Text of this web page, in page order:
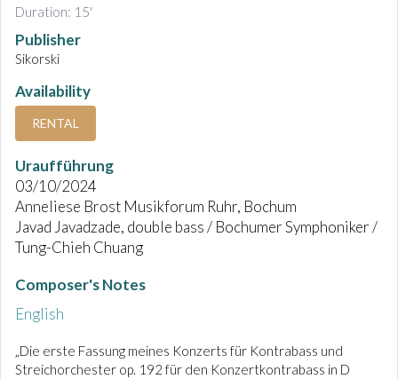
Duration: 15'
Publisher
Sikorski
Availability
RENTAL
Uraufführung
03/10/2024
Anneliese Brost Musikforum Ruhr, Bochum
Javad Javadzade, double bass / Bochumer Symphoniker /
Tung-Chieh Chuang
Composer's Notes
English
„Die erste Fassung meines Konzerts für Kontrabass und
Streichorchester op. 192 für den Konzertkontrabass in D